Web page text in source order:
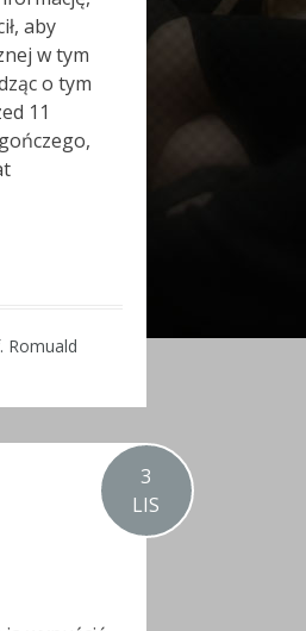
aby
w tym
o tym
11
Romuald
3
LIS